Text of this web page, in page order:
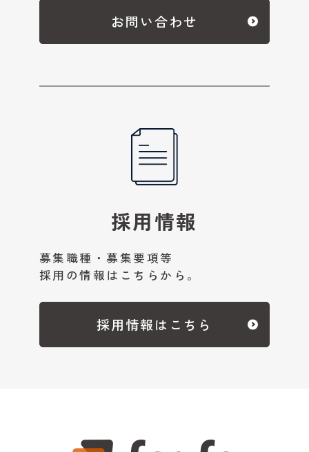
お問い合わせ
採用情報
募集職種・募集要項等
採用の情報はこちらから。
採用情報はこちら